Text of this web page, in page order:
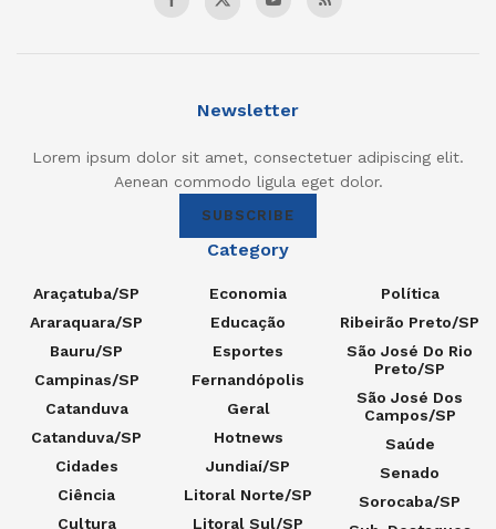
Newsletter
Lorem ipsum dolor sit amet, consectetuer adipiscing elit.
Aenean commodo ligula eget dolor.
SUBSCRIBE
Category
Araçatuba/SP
Araraquara/SP
Bauru/SP
Campinas/SP
Catanduva
Catanduva/SP
Cidades
Ciência
Cultura
Economia
Educação
Esportes
Fernandópolis
Geral
Hotnews
Jundiaí/SP
Litoral Norte/SP
Litoral Sul/SP
Política
Ribeirão Preto/SP
São José Do Rio
Preto/SP
São José Dos
Campos/SP
Saúde
Senado
Sorocaba/SP